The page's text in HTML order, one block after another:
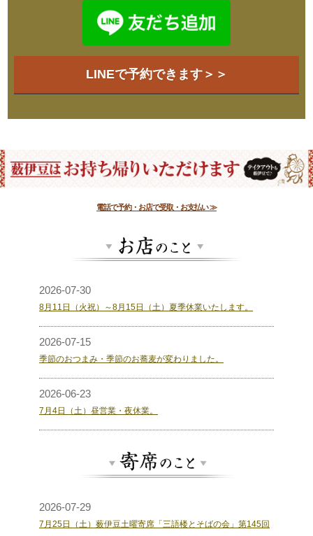
LINEで予約できます＞＞
電話で予約・お店で受取・お支払い ≫
2026-07-30
8月11日（火祝）～8月15日（土）夏季休業いたします。
2026-07-15
季節のおつまみ・季節のお蕎麦が変わりました。
2026-06-23
7月4日（土）昼営業・夜休業。
2026-07-29
7月25日（土）薮伊豆土曜寄席「三語楼とそばの会」第145回